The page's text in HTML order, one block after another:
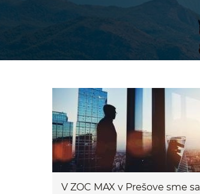
V ZOC MAX v Prešove sme sa